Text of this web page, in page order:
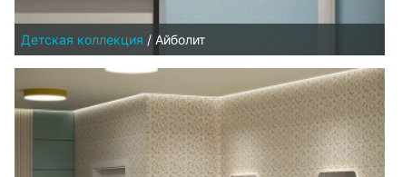
Детская коллекция / Айболит